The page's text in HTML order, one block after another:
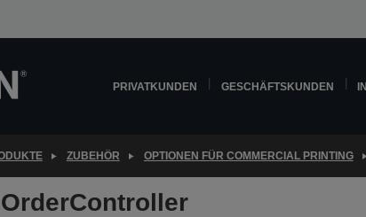
PRIVATKUNDEN GESCHÄFTSKUNDEN
ZUBEHÖR OPTIONEN FÜR COMMERCIAL PRINTING